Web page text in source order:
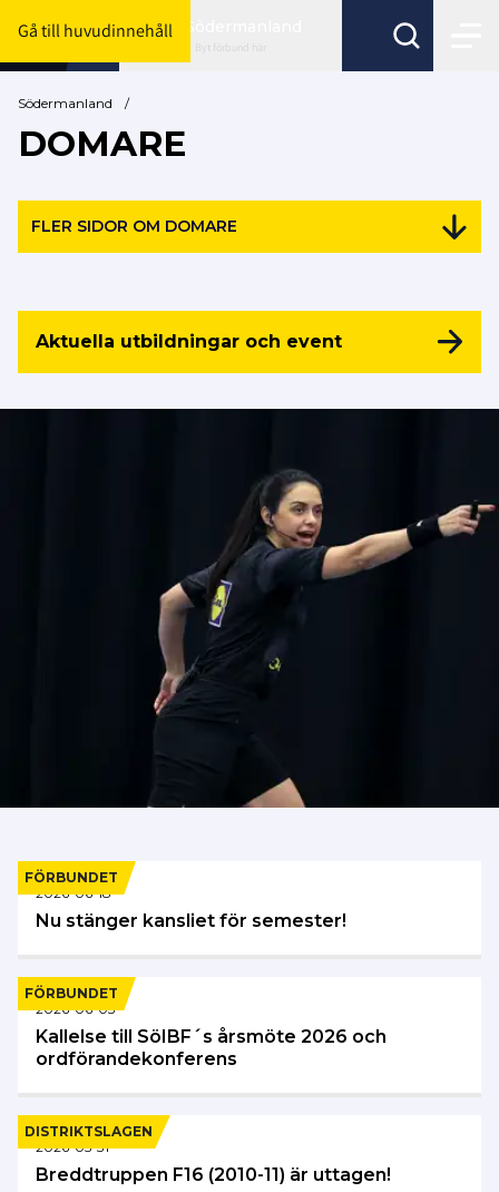
Gå till huvudinnehåll
Byt förbund här
Södermanland /
DOMARE
FLER SIDOR OM DOMARE
Aktuella utbildningar och event
FÖRBUNDET
2026-06-18
Nu stänger kansliet för semester!
FÖRBUNDET
2026-06-03
Kallelse till SöIBF´s årsmöte 2026 och
ordförandekonferens
DISTRIKTSLAGEN
2026-05-31
Breddtruppen F16 (2010-11) är uttagen!